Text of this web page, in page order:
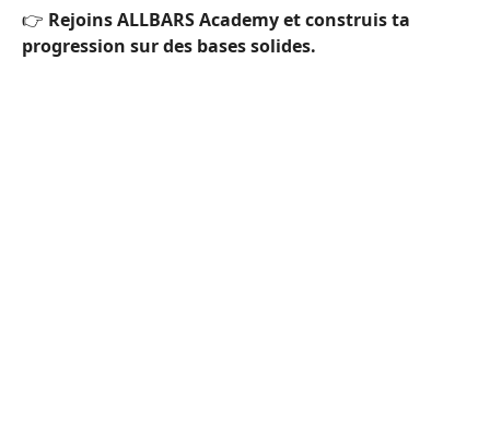
👉 Rejoins ALLBARS Academy et construis ta
progression sur des bases solides.